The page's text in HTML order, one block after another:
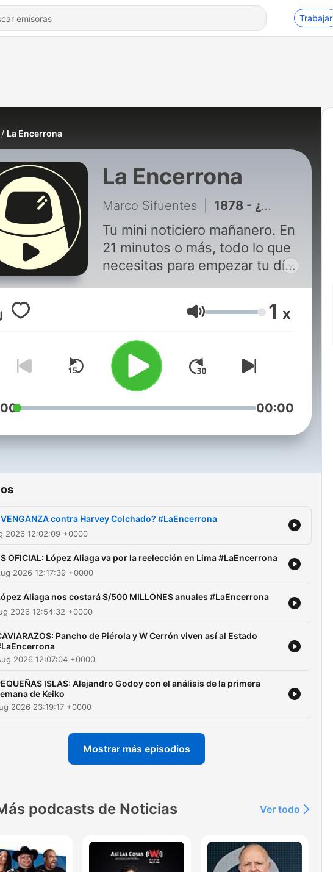
Trabajar
La Encerrona
La Encerrona
Marco Sifuentes 1878 - ¿VENGANZA contra Harvey Colchado? #LaEncerrona
Tu mini noticiero mañanero. En
21 minutos o más, todo lo que
necesitas para empezar tu día.
junto a Jonathan Castro, Laura
Vásquez, Killa Cuba y Ernesto
Volumen 1 x
00:00
contra Harvey Colchado? #LaEncerrona
2026 12:02:09 +0000
OFICIAL: López Aliaga va por la reelección en Lima #LaEncerrona
2026 12:17:39 +0000
Aliaga nos costará S/500 MILLONES anuales #LaEncerrona
2026 12:54:32 +0000
Pancho de Piérola y W Cerrón viven así al Estado
2026 12:07:04 +0000
ISLAS: Alejandro Godoy con el análisis de la primera
de Keiko
2026 23:19:17 +0000
Mostrar más episodios
podcasts de Noticias Ver todo